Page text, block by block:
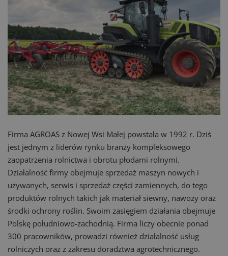
Firma AGROAS z Nowej Wsi Małej powstała w 1992 r. Dziś
jest jednym z liderów rynku branży kompleksowego
zaopatrzenia rolnictwa i obrotu płodami rolnymi.
Działalność firmy obejmuje sprzedaż maszyn nowych i
używanych, serwis i sprzedaż części zamiennych, do tego
produktów rolnych takich jak materiał siewny, nawozy oraz
środki ochrony roślin. Swoim zasięgiem działania obejmuje
Polskę południowo-zachodnią. Firma liczy obecnie ponad
300 pracowników, prowadzi również działalność usług
rolniczych oraz z zakresu doradztwa agrotechnicznego.